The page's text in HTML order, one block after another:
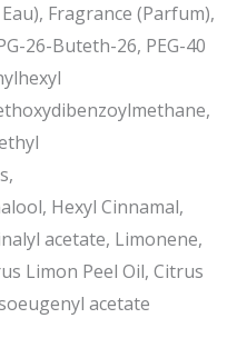
Fragrance (Parfum),
26-Buteth-26, PEG-40
Hexyl Cinnamal,
acetate, Limonene,
Limon Peel Oil, Citrus
acetate